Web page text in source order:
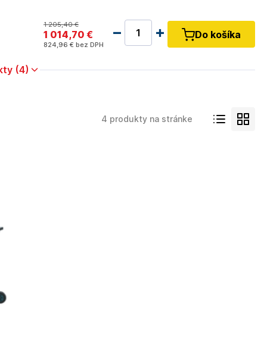
1 205,40 €
1 014,70 €
824 ,96 € bez DPH
Do košíka
(4)
4 produkty na stránke